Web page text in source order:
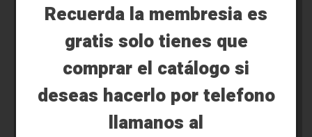
Recuerda la membresia es
gratis solo tienes que
comprar el catálogo si
deseas hacerlo por telefono
llamanos al